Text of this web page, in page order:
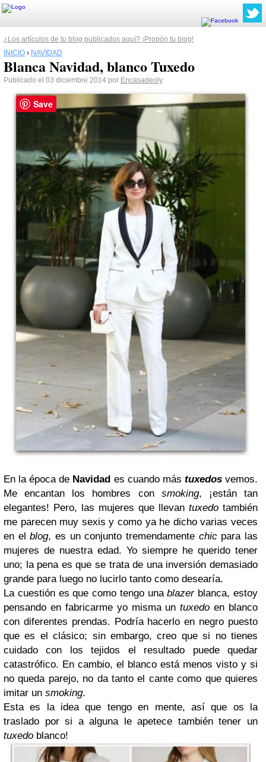
¿Los artículos de tu blog publicados aquí? ¡Propón tu blog!
INICIO › NAVIDAD
Blanca Navidad, blanco Tuxedo
Publicado el 03 diciembre 2014 por Encasadeoly
En la época de Navidad es cuando más tuxedosvemos.
Me encantan los hombres con smoking, ¡están tan
elegantes! Pero, las mujeres que llevan tuxedo también
me parecen muy sexis y como ya he dicho varias veces
en elblog, es un conjunto tremendamente chicpara las
mujeres de nuestra edad. Yo siempre he querido tener
uno; la pena es que se trata de una inversión demasiado
grande para luego no lucirlo tanto como desearía.
La cuestión es que como tengo unablazerblanca, estoy
pensando en fabricarme yo misma untuxedo en blanco
con diferentes prendas. Podría hacerlo en negro puesto
que es el clásico; sin embargo, creo que si no tienes
cuidado con los tejidos el resultado puede quedar
catastrófico. En cambio, el blanco está menos visto y si
no queda parejo, no da tanto el cante como que quieres
imitar un smoking.
Esta es la idea que tengo en mente, así que os la
traslado por si a alguna le apetece también tener un
tuxedo blanco!
Save